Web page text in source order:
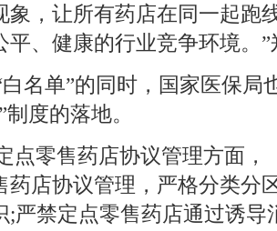
象，让所有药店在同一起跑
平、健康的行业竞争环境。
名单”的同时，国家医保局
度的落地。
点零售药店协议管理方面，
药店协议管理，严格分类分
;严禁定点零售药店通过诱导